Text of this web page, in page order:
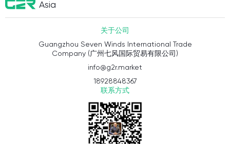
Asia
关于公司
Guangzhou Seven Winds International Trade
Company (广州七风国际贸易有限公司)
info@g2r.market
18928848367
联系方式